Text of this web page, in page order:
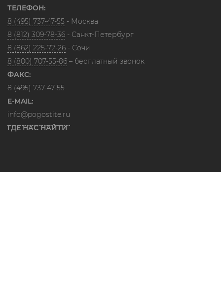
ТЕЛЕФОН:
8 (495) 737-47-55 - Москва
8 (812) 309-78-36 - Санкт-Петербург
8 (862) 225-72-26 - Сочи
8 (800) 707-55-86 – бесплатный звонок
ФАКС:
8 (495) 737-47-55
E-MAIL:
info@pogostite.ru
ГДЕ НАС НАЙТИ